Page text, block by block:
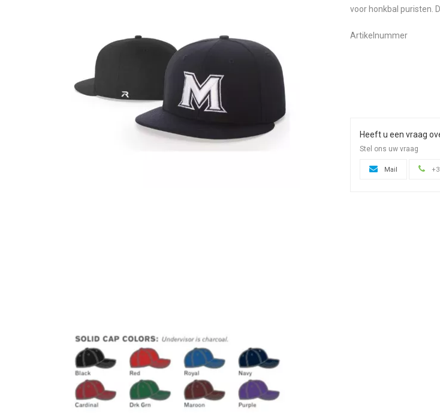
voor honkbal puristen.
Artikelnummer
Heeft u een vraag
Stel ons uw vraag
Mail